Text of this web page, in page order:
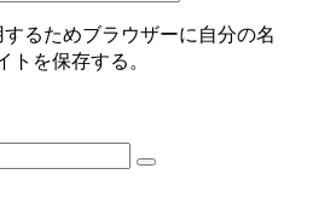
るためブラウザーに自分の名
を保存する。